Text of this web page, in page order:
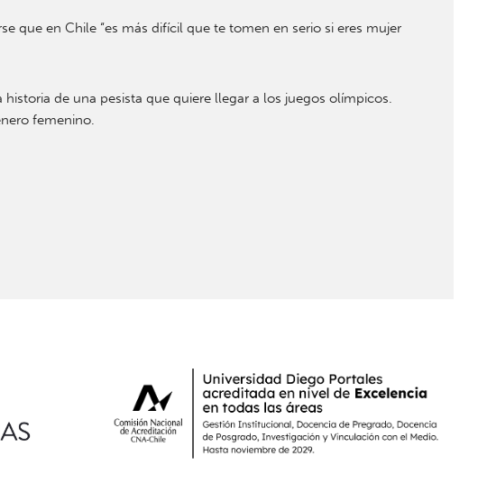
que en Chile “es más difícil que te tomen en serio si eres mujer
de una pesista que quiere llegar a los juegos olímpicos.
femenino.